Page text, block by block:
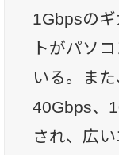
1Gbpsの
トがパソ
いる。また
40Gbps、
され、広